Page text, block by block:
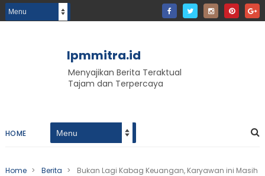
lpmmitra.id
Menyajikan Berita Teraktual
Tajam dan Terpercaya
HOME
Home > Berita >
Bukan Lagi Kabag Keuangan, Karyawan ini Masih